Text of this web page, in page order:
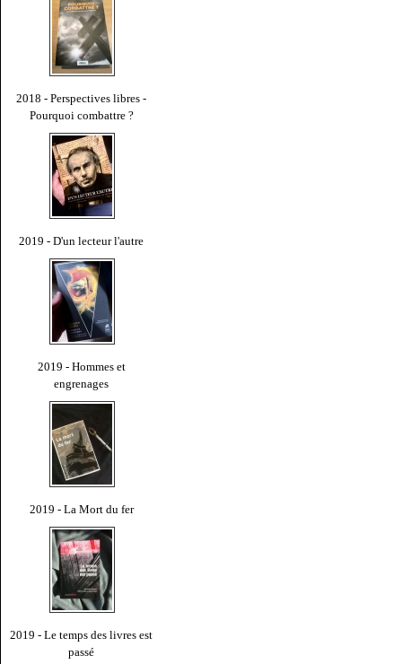
2018 - Perspectives libres -
Pourquoi combattre ?
2019 - D'un lecteur l'autre
2019 - Hommes et
engrenages
2019 - La Mort du fer
2019 - Le temps des livres est
passé